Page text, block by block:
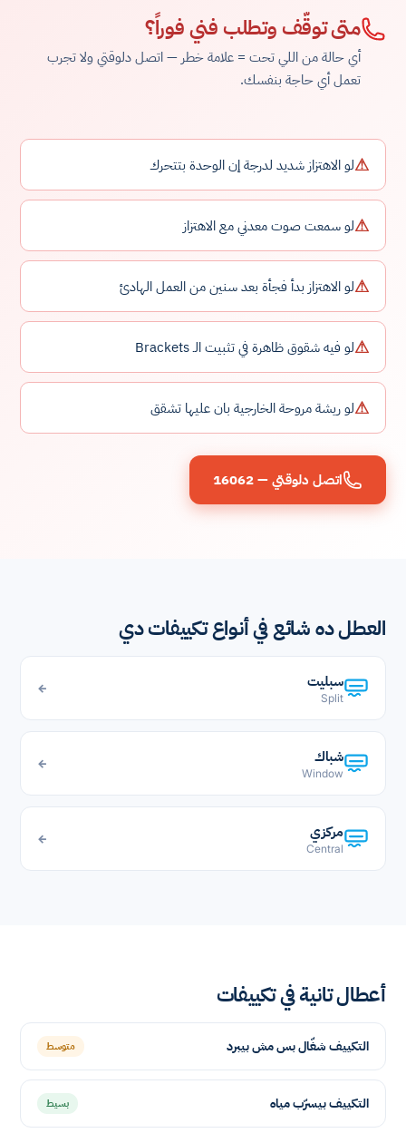
متى توقّف وتطلب فني فوراً؟
أي حالة من اللي تحت = علامة خطر — اتصل دلوقتي ولا تجرب
تعمل أي حاجة بنفسك.
⚠لو الاهتزاز شديد لدرجة إن الوحدة بتتحرك
⚠لو سمعت صوت معدني مع الاهتزاز
⚠لو الاهتزاز بدأ فجأة بعد سنين من العمل الهادئ
⚠لو فيه شقوق ظاهرة في تثبيت الـ Brackets
⚠لو ريشة مروحة الخارجية بان عليها تشقق
اتصل دلوقتي — 16062
العطل ده شائع في أنواع تكييفات دي
سبليت
Split
←
شباك
Window
←
مركزي
Central
←
أعطال تانية في تكييفات
التكييف شغّال بس مش بيبرد متوسط
التكييف بيسرّب مياه بسيط